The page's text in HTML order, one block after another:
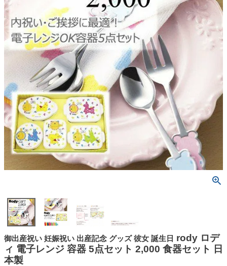
御出産祝い 妊娠祝い 出産記念 グッズ 彼女 誕生日 rody ロデ
ィ 電子レンジ 容器 5点セット 2,000 食器セット 日
本製